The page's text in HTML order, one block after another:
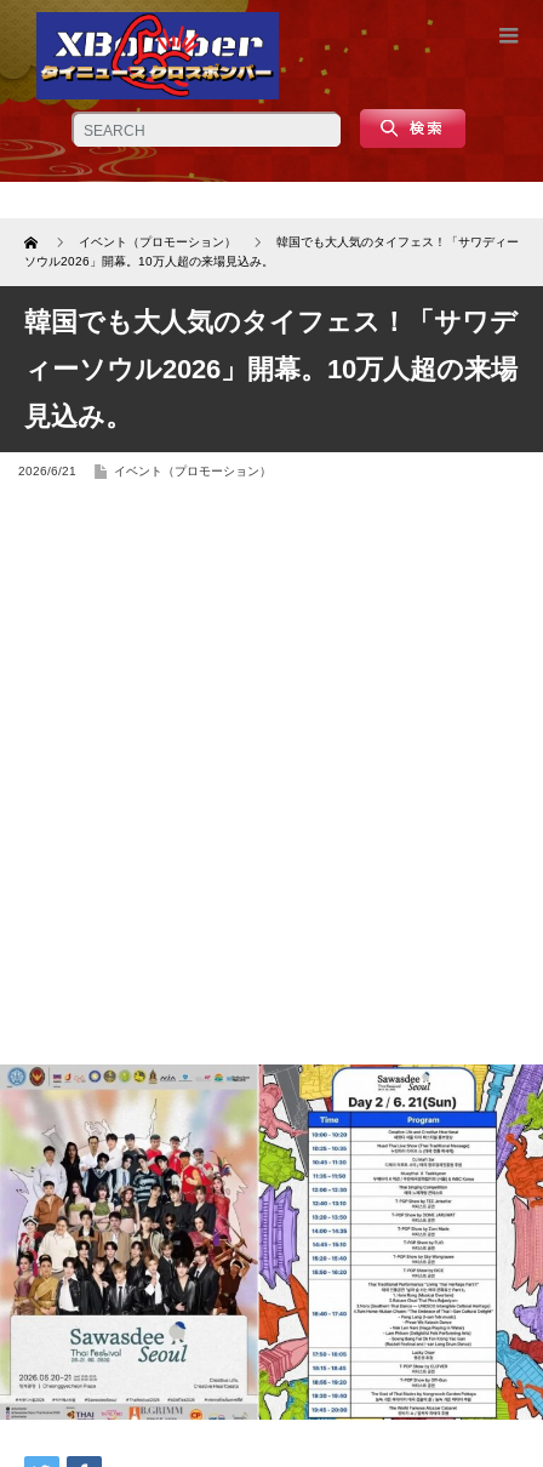
Home イベント（プロモーション）
韓国でも大人気のタイフェス！「サワディー
ソウル2026」開幕。10万人超の来場見込み。
韓国でも大人気のタイフェス！「サワデ
ィーソウル2026」開幕。10万人超の来場
見込み。
2026/6/21 イベント（プロモーション）